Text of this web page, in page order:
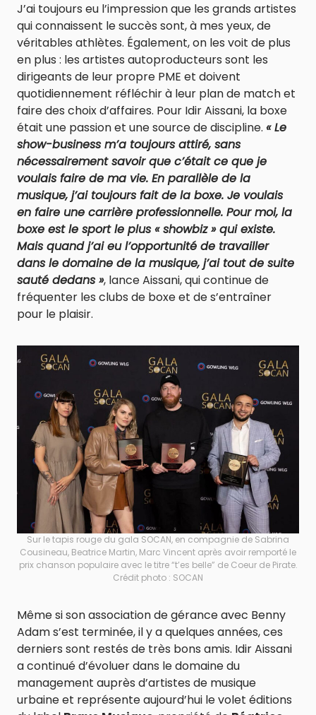
J’ai toujours eu l’impression que les grands artistes
qui connaissent le succès sont, à mes yeux, de
véritables athlètes. Également, on les voit de plus
en plus : les artistes autoproducteurs sont les
dirigeants de leur propre PME et doivent
quotidiennement réfléchir à leur plan de match et
faire des choix d’affaires. Pour Idir Aissani, la boxe
était une passion et une source de discipline. « Le
show-business m’a toujours attiré, sans
nécessairement savoir que c’était ce que je
voulais faire de ma vie. En parallèle de la
musique, j’ai toujours fait de la boxe. Je voulais
en faire une carrière professionnelle. Pour moi, la
boxe est le sport le plus « showbiz » qui existe.
Mais quand j’ai eu l’opportunité de travailler
dans le domaine de la musique, j’ai tout de suite
sauté dedans », lance Aissani, qui continue de
fréquenter les clubs de boxe et de s’entraîner
pour le plaisir.
Sur le tapis rouge du gala SOCAN, en compagnie de Sabrina
Cousineau, Beatrice Martin, Marc Vincent après avoir remporté le
prix chanson populaire avec le titre “t’es belle” de Coeur de Pirate.
Crédit photo : SOCAN
Même si son association de gérance avec Benny
Adam s’est terminée, il y a quelques années, ces
derniers sont restés de très bons amis. Idir Aissani
a continué d’évoluer dans le domaine du
management auprès d’artistes de musique
urbaine et représente aujourd’hui le volet éditions